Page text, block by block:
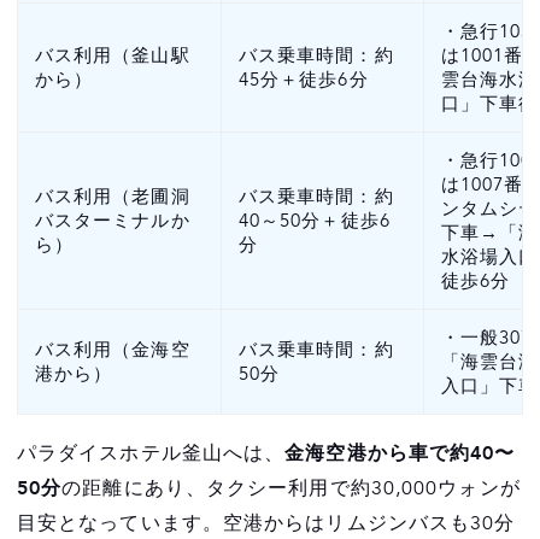
バス利用（釜山駅
から）
バス乗車時間：約
45分＋徒歩6分
・急行103
は1001番
雲台海水
口」下車
バス利用（老圃洞
バスターミナルか
ら）
バス乗車時間：約
40～50分＋徒歩6
分
・急行
は1007番
ンタムシ
下車→「海
水浴場入
徒歩6分
バス利用（金海空
港から）
バス乗車時間：約
50分
・一般307
「海雲台
入口」下車
パラダイスホテル釜山へは、金海空港から車で約40〜
50分の距離にあり、タクシー利用で約30,000ウォンが
目安となっています。空港からはリムジンバスも30分